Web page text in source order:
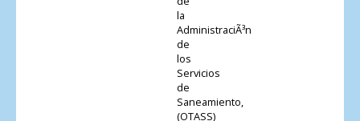
la
AdministraciÃ³n
de
los
Servicios
de
Saneamiento,
(OTASS)